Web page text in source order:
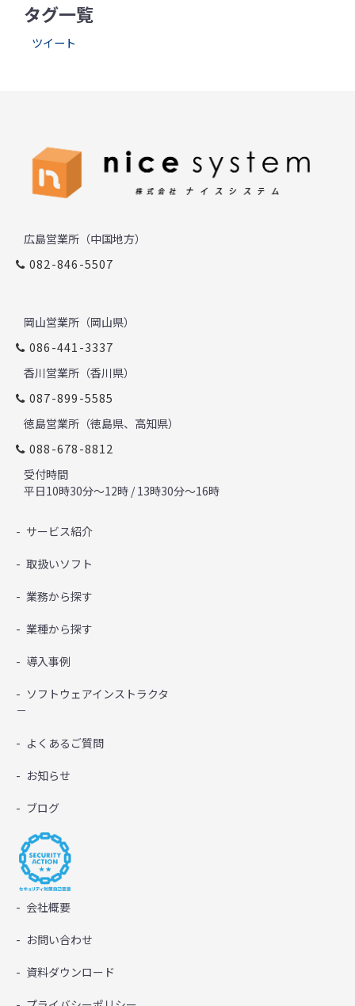
タグ一覧
ツイート
広島営業所（中国地方）
082-846-5507
岡山営業所（岡山県）
086-441-3337
香川営業所（香川県）
087-899-5585
徳島営業所（徳島県、高知県）
088-678-8812
受付時間
平日10時30分～12時 / 13時30分～16時
サービス紹介
取扱いソフト
業務から探す
業種から探す
導入事例
ソフトウェアインストラクタ
－
よくあるご質問
お知らせ
ブログ
会社概要
お問い合わせ
資料ダウンロード